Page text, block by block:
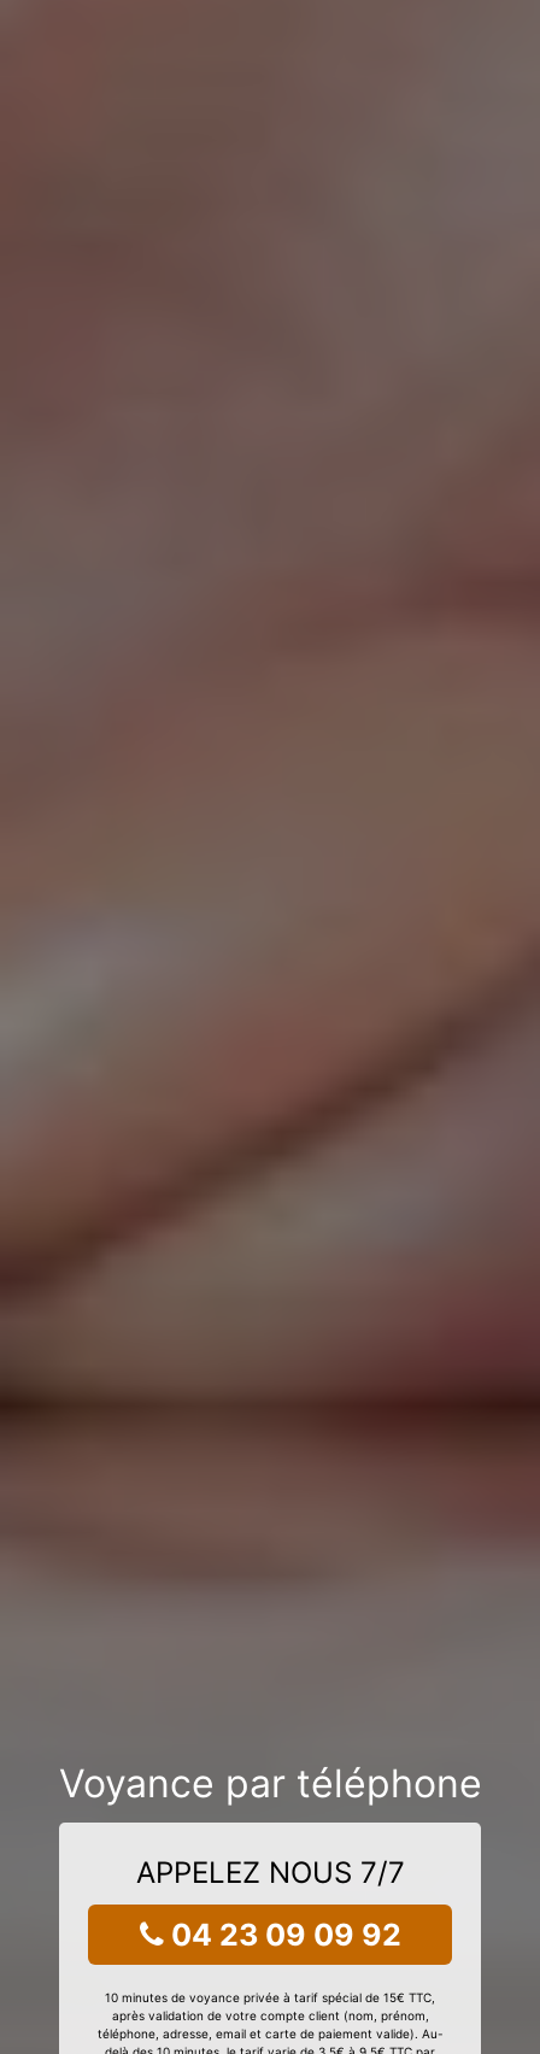
Voyance par téléphone
APPELEZ NOUS 7/7
04 23 09 09 92
10 minutes de voyance privée à tarif spécial de 15€ TTC,
après validation de votre compte client (nom, prénom,
téléphone, adresse, email et carte de paiement valide). Au-